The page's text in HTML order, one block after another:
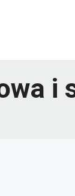
i